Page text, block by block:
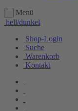
Menü
hell/dunkel
Shop-Login
Suche
Warenkorb
Kontakt